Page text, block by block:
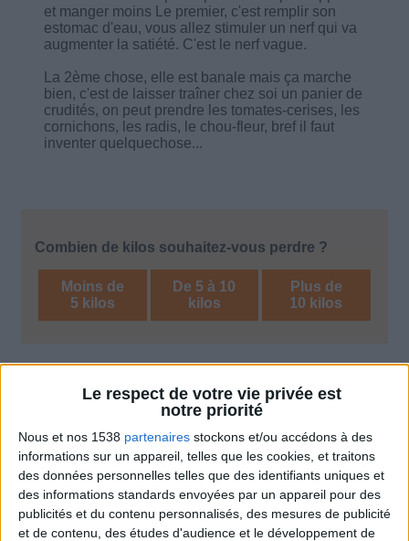
Le respect de votre vie privée est
notre priorité
Nous et nos 1538 partenaires stockons et/ou accédons à des
informations sur un appareil, telles que les cookies, et traitons
des données personnelles telles que des identifiants uniques et
des informations standards envoyées par un appareil pour des
publicités et du contenu personnalisés, des mesures de publicité
et de contenu, des études d'audience et le développement de
et manger moins Le premier, c'est remplir son
estomac d'eau, vous allez stimuler un nerf qui va
augmenter la satiété. C'est le nerf vague.
La 2ème chose, elle est banale mais ça marche
bien, c'est de laisser traîner chez soi un panier de
crudités, on peut prendre les tomates-cerises, les
cornichons, les radis, le chou-fleur, bref il faut
inventer quelquechose...
Combien de kilos souhaitez-vous perdre ?
Moins de
5 kilos
De 5 à 10
kilos
Plus de
10 kilos
Conseils et astuces minceur
Les bons trucs à connaître pour mincir
expliqués par le créateur du programme
Savoir Maigrir.